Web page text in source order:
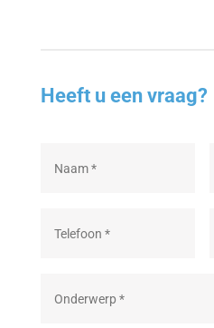
Heeft u een vraag?